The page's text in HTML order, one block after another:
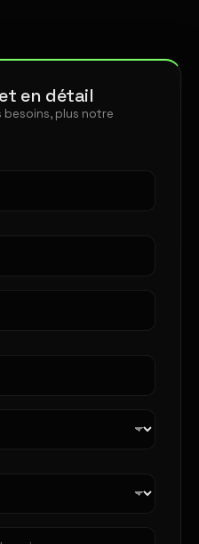
en détail
besoins, plus notre